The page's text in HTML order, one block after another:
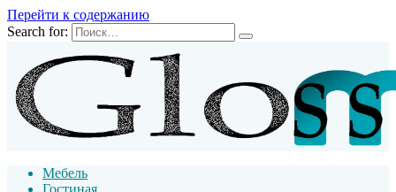
Перейти к содержанию
Search for:
Мебель
Гостиная